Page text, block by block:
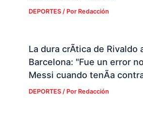
DEPORTES/ Por Redacción
La dura crÃ­tica de Rivaldo
Barcelona: "Fue un error
Messi cuando tenÃ­a
DEPORTES/ Por Redacción